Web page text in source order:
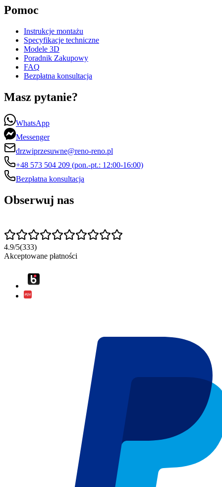
Pomoc
Instrukcje montażu
Specyfikacje techniczne
Modele 3D
Poradnik Zakupowy
FAQ
Bezpłatna konsultacja
Masz pytanie?
WhatsApp
Messenger
drzwiprzesuwne@reno-reno.pl
+48 573 504 209 (pon.-pt.: 12:00-16:00)
Bezpłatna konsultacja
Obserwuj nas
4.9/5(333)
Akceptowane płatności